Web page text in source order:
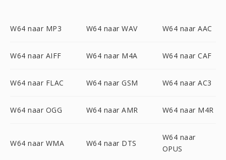
W64 naar MP3 W64 naar WAV W64 naar AAC
W64 naar AIFF W64 naar M4A W64 naar CAF
W64 naar FLAC W64 naar GSM W64 naar AC3
W64 naar OGG W64 naar AMR W64 naar M4R
W64 naar WMA W64 naar DTS
W64 naar
OPUS